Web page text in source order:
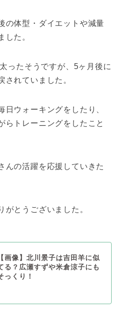
の体型・ダイエットや減量
した。
ったそうですが、5ヶ月後に
されていました。
日ウォーキングをしたり、
らトレーニングをしたこと
んの活躍を応援していきた
がとうございました。
【画像】北川景子は吉田羊に似
る？広瀬すずや米倉涼子にも
っくり！